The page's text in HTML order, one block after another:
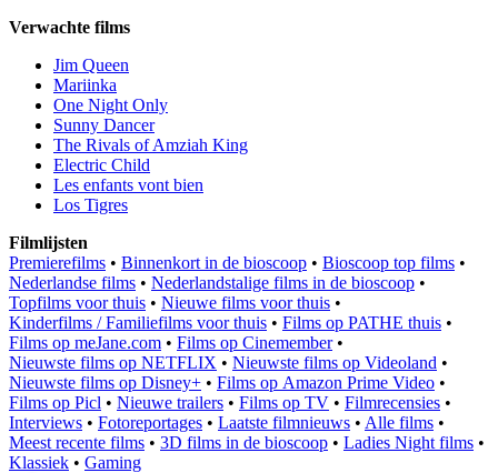
Verwachte films
Jim Queen
Mariinka
One Night Only
Sunny Dancer
The Rivals of Amziah King
Electric Child
Les enfants vont bien
Los Tigres
Filmlijsten
Premierefilms • Binnenkort in de bioscoop • Bioscoop top films •
Nederlandse films • Nederlandstalige films in de bioscoop •
Topfilms voor thuis • Nieuwe films voor thuis •
Kinderfilms / Familiefilms voor thuis • Films op PATHE thuis •
Films op meJane.com • Films op Cinemember•
Nieuwste films op NETFLIX • Nieuwste films op Videoland •
Nieuwste films op Disney+ • Films op Amazon Prime Video •
Films op Picl • Nieuwe trailers • Films op TV • Filmrecensies •
Interviews • Fotoreportages • Laatste filmnieuws • Alle films •
Meest recente films • 3D films in de bioscoop • Ladies Night films •
Klassiek • Gaming